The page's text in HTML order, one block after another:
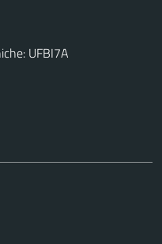
UFBI7A